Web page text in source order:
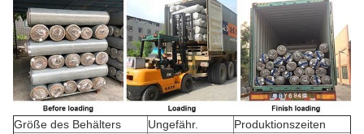
Größe des Behälters Ungefähr.
Produktionszeiten